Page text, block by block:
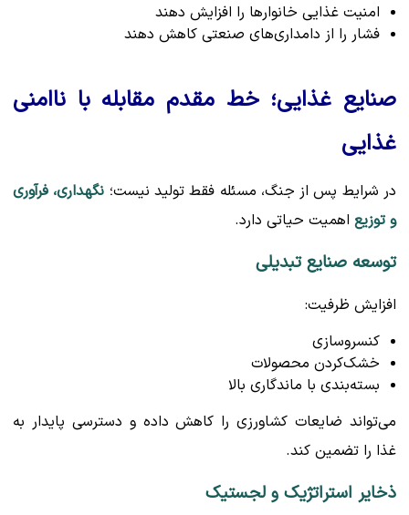
امنیت غذایی خانوارها را افزایش دهند
فشار را از دامداری‌های صنعتی کاهش دهند
صنایع غذایی؛ خط مقدم مقابله با ناامنی
غذایی
در شرایط پس از جنگ، مسئله فقط تولید نیست؛ نگهداری، فرآوری
و توزیع اهمیت حیاتی دارد.
توسعه صنایع تبدیلی
افزایش ظرفیت:
کنسروسازی
خشک‌کردن محصولات
بسته‌بندی با ماندگاری بالا
می‌تواند ضایعات کشاورزی را کاهش داده و دسترسی پایدار به
غذا را تضمین کند.
ذخایر استراتژیک و لجستیک